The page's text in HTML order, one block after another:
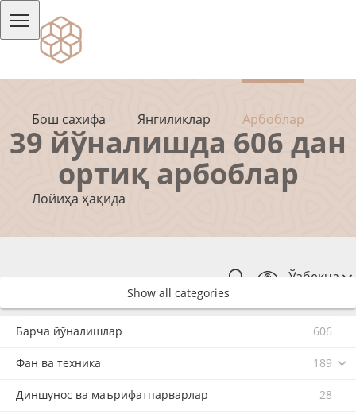
Бош сахифа Янгиликлар Арбоблар
Лойиҳа ҳақида
Ўзбекча
39 йўналишда 606 дан
ортиқ арбоблар
Show all categories
Барча йўналишлар 606
Фан ва техника 189
Диншунос ва маърифатпарварлар 28